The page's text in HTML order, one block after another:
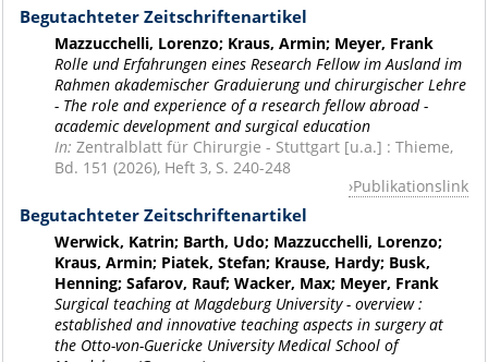
Begutachteter Zeitschriftenartikel
Mazzucchelli, Lorenzo; Kraus, Armin; Meyer, Frank
Rolle und Erfahrungen eines Research Fellow im Ausland im
Rahmen akademischer Graduierung und chirurgischer Lehre
- The role and experience of a research fellow abroad -
academic development and surgical education
In: Zentralblatt für Chirurgie - Stuttgart [u.a.] : Thieme,
Bd. 151 (2026), Heft 3, S. 240-248
Publikationslink
Begutachteter Zeitschriftenartikel
Werwick, Katrin; Barth, Udo; Mazzucchelli, Lorenzo;
Kraus, Armin; Piatek, Stefan; Krause, Hardy; Busk,
Henning; Safarov, Rauf; Wacker, Max; Meyer, Frank
Surgical teaching at Magdeburg University - overview :
established and innovative teaching aspects in surgery at
the Otto-von-Guericke University Medical School of